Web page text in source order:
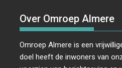
Over Omroep Almere
Omroep Almere is een
doel heeft de inwoners van